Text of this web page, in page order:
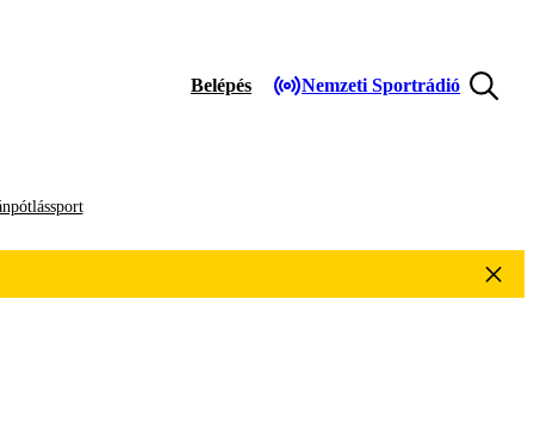
Belépés Nemzeti Sportrádió